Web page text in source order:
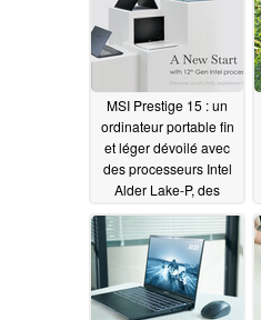
MSI Prestige 15 : un
ordinateur portable fin
et léger dévoilé avec
des processeurs Intel
Alder Lake-P, des
cartes graphiques
Nvidia, etc03/24/2022